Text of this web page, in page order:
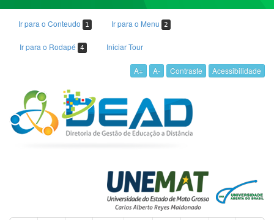
Ir para o Conteudo 1 Ir para o Menu 2
Ir para o Rodapé 4 Iniciar Tour
A+ A- Contraste Acessibilidade